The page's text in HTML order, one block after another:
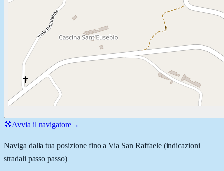
🧭Avvia il navigatore→
Naviga dalla tua posizione fino aVia San Raffaele(indicazioni
stradali passo passo)